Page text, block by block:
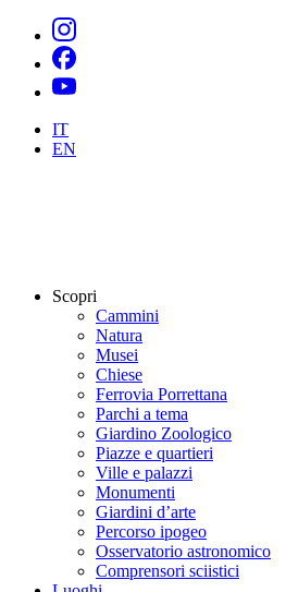
IT
EN
Scopri
Cammini
Natura
Musei
Chiese
Ferrovia Porrettana
Parchi a tema
Giardino Zoologico
Piazze e quartieri
Ville e palazzi
Monumenti
Giardini d’arte
Percorso ipogeo
Osservatorio astronomico
Comprensori sciistici